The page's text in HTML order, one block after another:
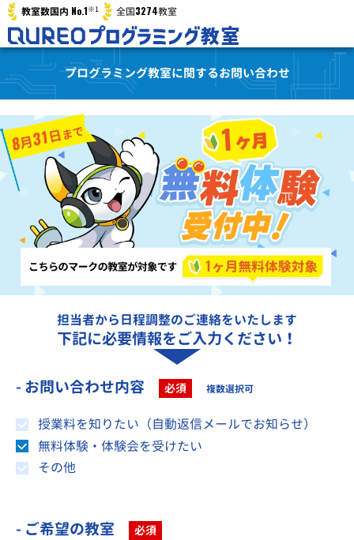
教室数国内 No.1※1 全国3274教室
プログラミング教室に関するお問い合わせ
担当者から日程調整のご連絡をいたします
下記に必要情報をご入力ください！
- お問い合わせ内容 必須 複数選択可
授業料を知りたい（自動返信メールでお知らせ）
無料体験・体験会を受けたい
その他
- ご希望の教室 必須